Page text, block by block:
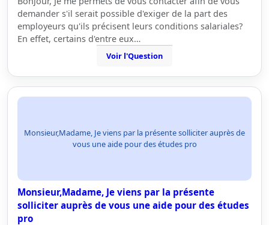
demander s'il serait possible d'exiger de la part des
employeurs qu'ils précisent leurs conditions salariales?
En effet, certains d'entre eux…
Voir l'Question
Monsieur,Madame, Je viens par la présente solliciter auprès de
vous une aide pour des études pro
Monsieur,Madame, Je viens par la présente
solliciter auprès de vous une aide pour des études
pro